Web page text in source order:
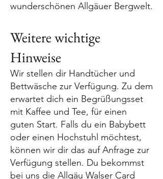
wunderschönen Allgäuer Bergwelt.
Weitere wichtige
Hinweise
Wir stellen dir Handtücher und
Bettwäsche zur Verfügung. Zu dem
erwartet dich ein Begrüßungsset
mit Kaffee und Tee, für einen
guten Start. Falls du ein Babybett
oder einen Hochstuhl möchtest,
können wir dir das auf Anfrage zur
Verfügung stellen. Du bekommst
bei uns die Allgäu Walser Card